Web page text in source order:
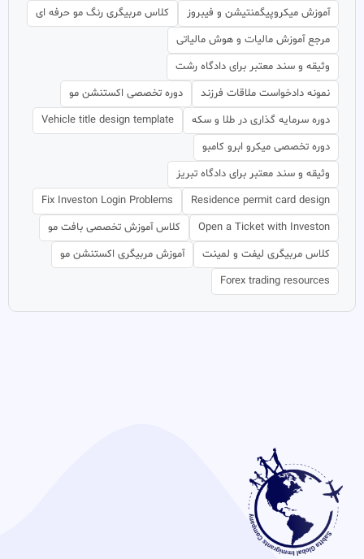
آموزش میکروپیگمنتیشن و فیبروز
کلاس مربیگری رنگ مو حرفه ای
مرجع آموزش مالیات و هوش مالیاتی
وثیقه و سند معتبر برای دادگاه رشت
نمونه دادخواست ملاقات فرزند
دوره تخصصی اکستنشن مو
دوره سرمایه گذاری در طلا و سکه
Vehicle title design template
دوره تخصصی میکرو ابرو کامبو
وثیقه و سند معتبر برای دادگاه تبریز
Residence permit card design
Fix Investon Login Problems
Open a Ticket with Investon
کلاس آموزش تخصصی بافت مو
کلاس مربیگری لیفت و لمینت
آموزش مربیگری اکستنشن مو
Forex trading resources